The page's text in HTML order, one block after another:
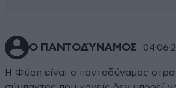
Ο ΠΑΝΤΟΔΎΝΑΜΟΣ
Η Φύση είναι ο παντοδύναμος